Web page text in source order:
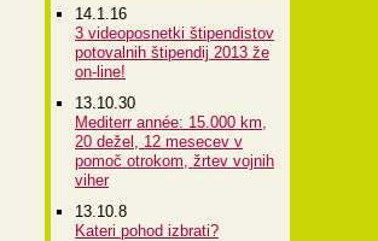
14.1.16
3 videoposnetki štipendistov
potovalnih štipendij 2013 že
on-line!
13.10.30
Mediterr année: 15.000 km,
20 dežel, 12 mesecev v
pomoč otrokom, žrtev vojnih
viher
13.10.8
Kateri pohod izbrati?